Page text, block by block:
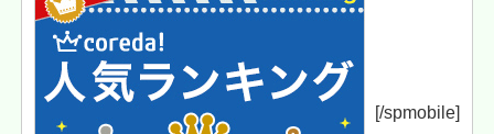
[/spmobile]